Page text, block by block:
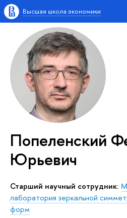
Высшая школа экономики
Попеленский
Юрьевич
Старший научный сотрудник:
лаборатория зеркальной
форм